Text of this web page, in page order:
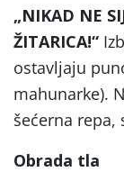
„NIKAD NE
ŽITARICA!“
ostavljaju
mahunarke).
šećerna
Obrada tla